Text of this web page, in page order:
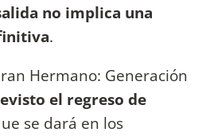
no implica una
.
Hermano: Generación
el regreso de
se dará en los